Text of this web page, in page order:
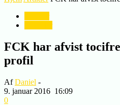
FCK har afvist
profil
AfDaniel -
9. januar 2016 16:09
0